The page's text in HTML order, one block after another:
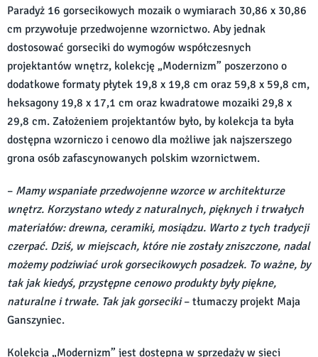
Paradyż 16 gorsecikowych mozaik o wymiarach 30,86 x 30,86
cm przywołuje przedwojenne wzornictwo. Aby jednak
dostosować gorseciki do wymogów współczesnych
projektantów wnętrz, kolekcję „Modernizm” poszerzono o
dodatkowe formaty płytek 19,8 x 19,8 cm oraz 59,8 x 59,8 cm,
heksagony 19,8 x 17,1 cm oraz kwadratowe mozaiki 29,8 x
29,8 cm. Założeniem projektantów było, by kolekcja ta była
dostępna wzorniczo i cenowo dla możliwe jak najszerszego
grona osób zafascynowanych polskim wzornictwem.
– Mamy wspaniałe przedwojenne wzorce w architekturze
wnętrz. Korzystano wtedy z naturalnych, pięknych i trwałych
materiałów: drewna, ceramiki, mosiądzu. Warto z tych tradycji
czerpać. Dziś, w miejscach, które nie zostały zniszczone, nadal
możemy podziwiać urok gorsecikowych posadzek. To ważne, by
tak jak kiedyś, przystępne cenowo produkty były piękne,
naturalne i trwałe. Tak jak gorseciki– tłumaczy projekt Maja
Ganszyniec.
Kolekcja „Modernizm” jest dostępna w sprzedaży w sieci